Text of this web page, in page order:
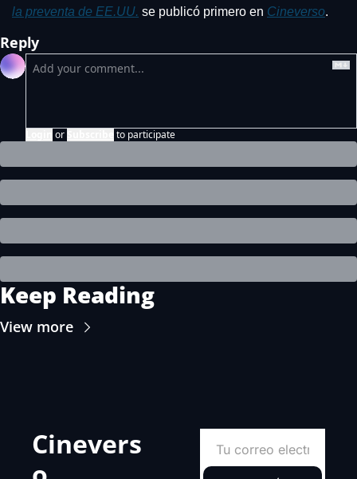
la preventa de EE.UU. se publicó primero en Cineverso.
Reply
or to participate
Keep Reading
View more
Cinevers